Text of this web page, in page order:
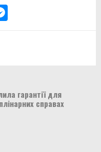
Messenger
гарантії для
справах